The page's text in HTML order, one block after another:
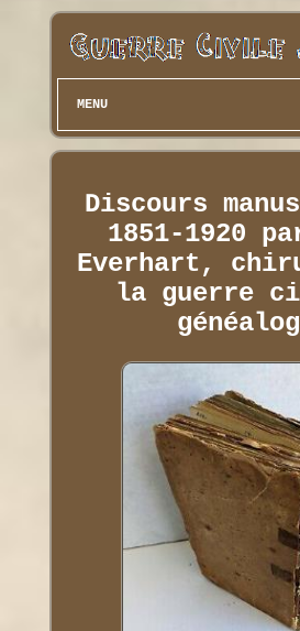
MENU
Discours
1851-1920
Everhart,
la guerre